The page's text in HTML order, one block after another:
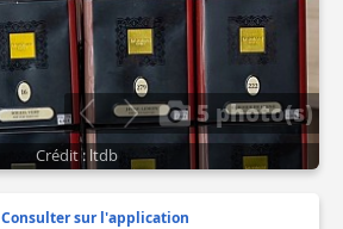
5 photo(s)
Crédit : ltdb
Consulter sur l'application